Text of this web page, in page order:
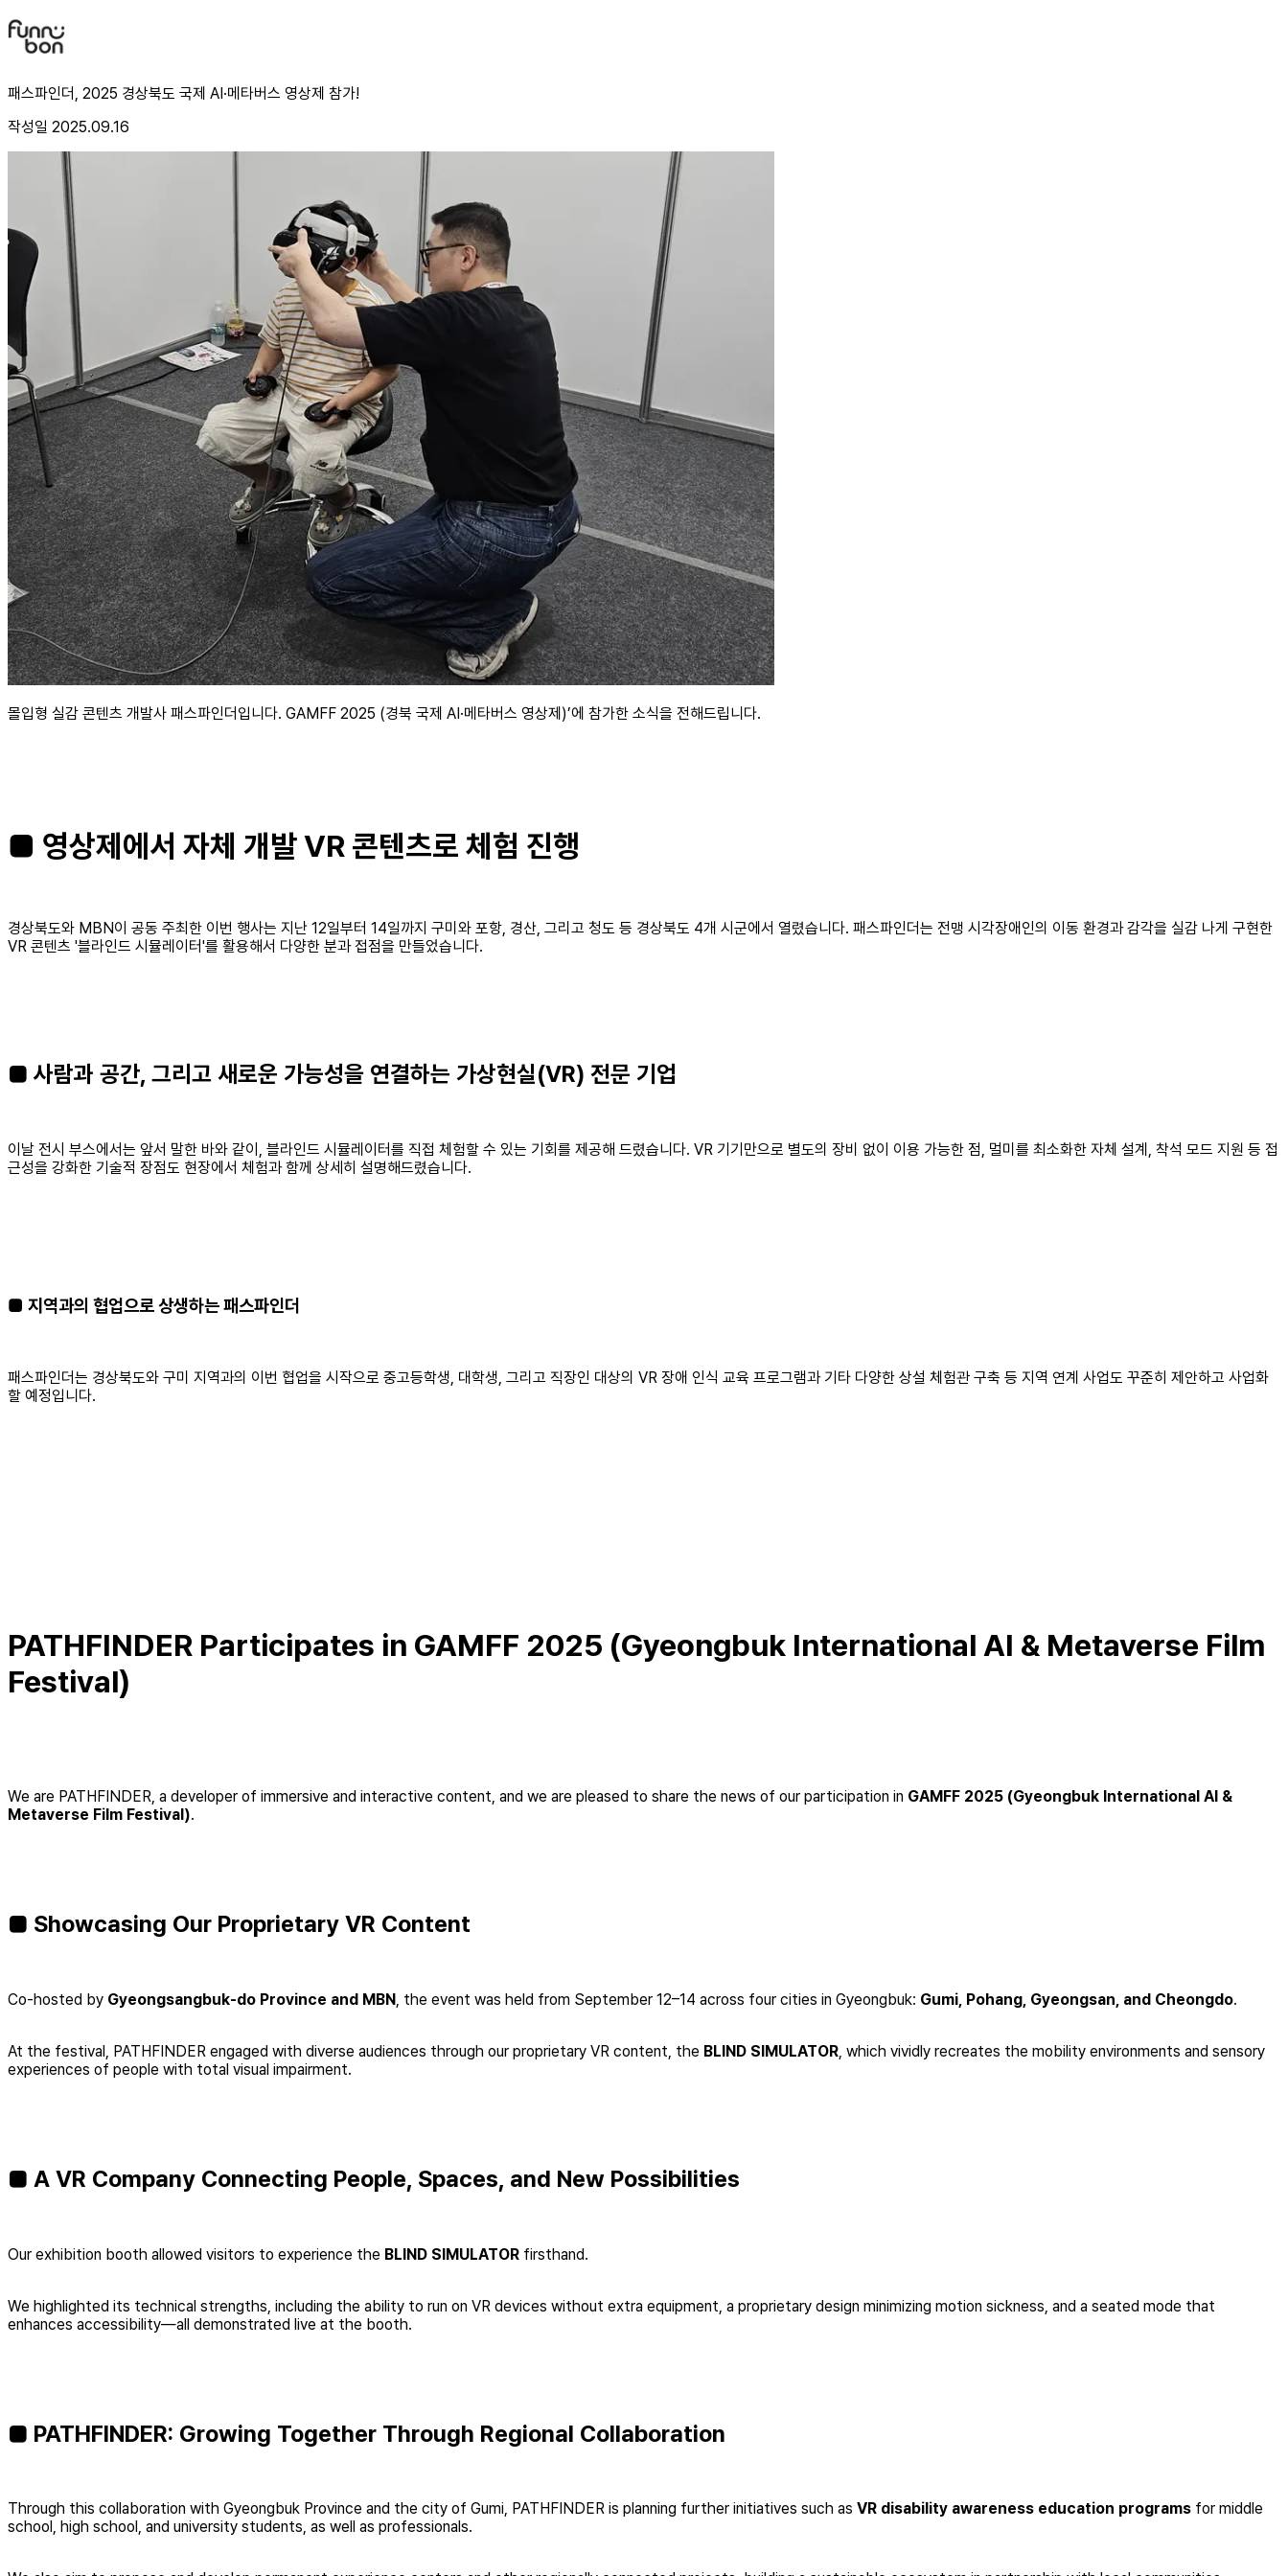
패스파인더, 2025 경상북도 국제 AI·메타버스 영상제 참가!
작성일 2025.09.16
몰입형 실감 콘텐츠 개발사 패스파인더입니다. GAMFF 2025 (경북 국제 AI·메타버스 영상제)’에 참가한 소식을 전해드립니다.
■ 영상제에서 자체 개발 VR 콘텐츠로 체험 진행
경상북도와 MBN이 공동 주최한 이번 행사는 지난 12일부터 14일까지 구미와 포항, 경산, 그리고 청도 등 경상북도 4개 시군에서 열렸습니다. 패스파인더는 전맹 시각장애인의 이동 환경과 감각을 실감 나게 구현한
VR 콘텐츠 '블라인드 시뮬레이터'를 활용해서 다양한 분과 접점을 만들었습니다.
■ 사람과 공간, 그리고 새로운 가능성을 연결하는 가상현실(VR) 전문 기업
이날 전시 부스에서는 앞서 말한 바와 같이, 블라인드 시뮬레이터를 직접 체험할 수 있는 기회를 제공해 드렸습니다. VR 기기만으로 별도의 장비 없이 이용 가능한 점, 멀미를 최소화한 자체 설계, 착석 모드 지원 등 접
근성을 강화한 기술적 장점도 현장에서 체험과 함께 상세히 설명해드렸습니다.
■ 지역과의 협업으로 상생하는 패스파인더
패스파인더는 경상북도와 구미 지역과의 이번 협업을 시작으로 중고등학생, 대학생, 그리고 직장인 대상의 VR 장애 인식 교육 프로그램과 기타 다양한 상설 체험관 구축 등 지역 연계 사업도 꾸준히 제안하고 사업화
할 예정입니다.
PATHFINDER Participates in GAMFF 2025 (Gyeongbuk International AI & Metaverse Film
Festival)
We are PATHFINDER, a developer of immersive and interactive content, and we are pleased to share the news of our participation in GAMFF 2025 (Gyeongbuk International AI &
Metaverse Film Festival).
■ Showcasing Our Proprietary VR Content
Co-hosted by Gyeongsangbuk-do Province and MBN, the event was held from September 12–14 across four cities in Gyeongbuk: Gumi, Pohang, Gyeongsan, and Cheongdo.
At the festival, PATHFINDER engaged with diverse audiences through our proprietary VR content, the BLIND SIMULATOR, which vividly recreates the mobility environments and sensory
experiences of people with total visual impairment.
■ A VR Company Connecting People, Spaces, and New Possibilities
Our exhibition booth allowed visitors to experience the BLIND SIMULATOR firsthand.
We highlighted its technical strengths, including the ability to run on VR devices without extra equipment, a proprietary design minimizing motion sickness, and a seated mode that
enhances accessibility—all demonstrated live at the booth.
■ PATHFINDER: Growing Together Through Regional Collaboration
Through this collaboration with Gyeongbuk Province and the city of Gumi, PATHFINDER is planning further initiatives such as VR disability awareness education programs for middle
school, high school, and university students, as well as professionals.